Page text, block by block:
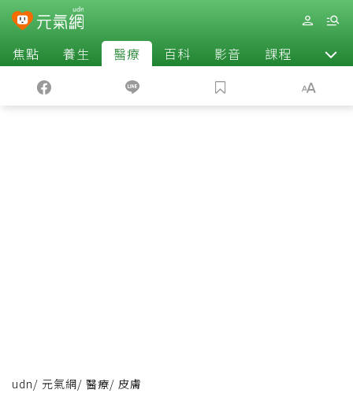
焦點 養生 醫療 百科 影音 課程 退休
udn/ 元氣網/ 醫療/ 皮膚